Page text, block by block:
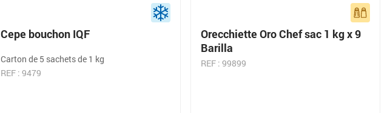
Cepe bouchon IQF
Carton de 5 sachets de 1 kg
REF : 9479
Orecchiette Oro Chef sac 1 kg x 9
Barilla
REF : 99899